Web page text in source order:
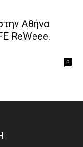
Αθήνα
ReWeee.
0